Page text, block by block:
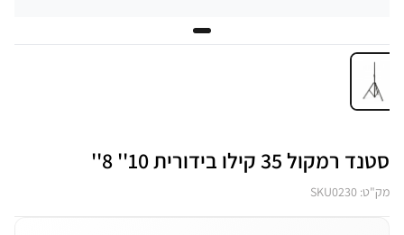
סטנד רמקול 35 קילו בידורית 10'' 8''
מק"ט: SKU0230